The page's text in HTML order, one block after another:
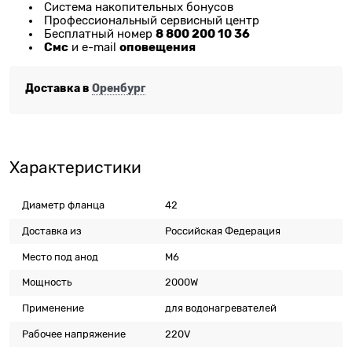
Система накопительных бонусов
Профессиональный сервисный центр
Бесплатный номер 8 800 200 10 36
Смс и e-mail оповещения
Доставка в Оренбург
Характеристики
Диаметр фланца 42
Доставка из Российская Федерация
Место под анод M6
Мощность 2000W
Применение для водонагревателей
Рабочее напряжение 220V